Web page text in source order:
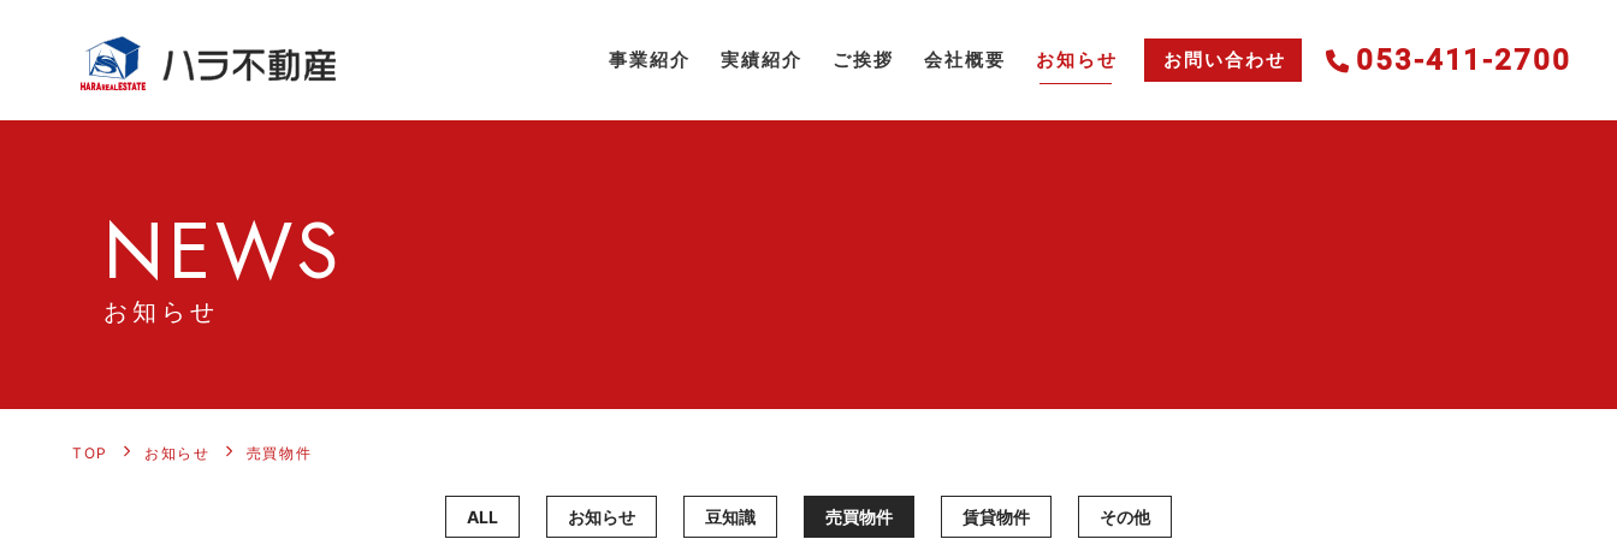
事業紹介 実績紹介 ご挨拶 会社概要 お知らせ お問い合わせ 053-411-2700
NEWS
お知らせ
TOP お知らせ 売買物件
ALL お知らせ 豆知識 売買物件 賃貸物件 その他